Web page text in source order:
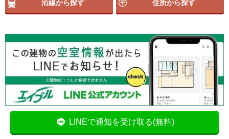
沿線から探す 住所から探す
LINEで通知を受け取る(無料)